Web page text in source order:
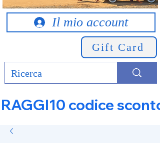
Il mio account
Gift Card
RAGGI10 codice